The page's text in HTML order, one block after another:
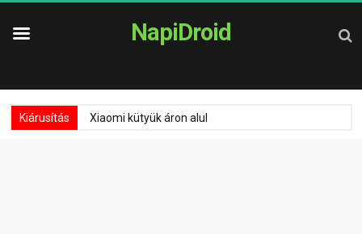
NapiDroid
Kiárusítás Xiaomi kütyük áron alul